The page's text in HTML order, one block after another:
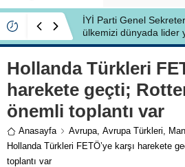
İYİ Partili Ayfer
gündemi değerlendirdi
Hollanda Türkleri
harekete geçti;
önemli toplantı var
Anasayfa Avrupa, Avrupa Türkleri,
Hollanda Türkleri FETÖ’ye karşı harekete
toplantı var